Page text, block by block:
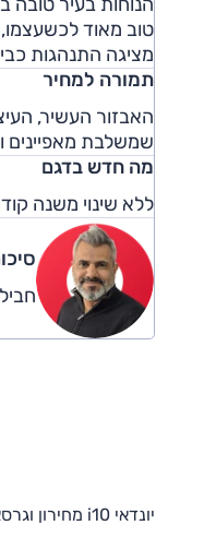
מציגה התנהגות
תמורה למחיר
שמשלבת מאפיינים
מה חדש בדגם
ללא שינוי משנה
יונדאי i10 מחירון וגרסאות